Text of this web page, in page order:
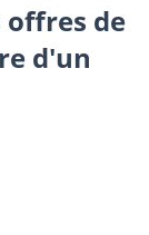
offres de
d'un